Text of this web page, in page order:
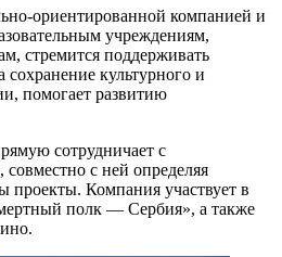
ориентированной компанией и
учреждениям,
стремится поддерживать
культурного и
помогает развитию
сотрудничает с
с ней определяя
проекты. Компания участвует в
полк — Сербия», а также